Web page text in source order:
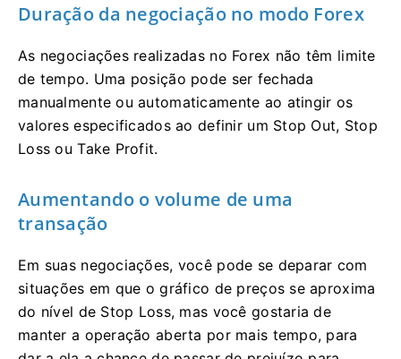
Duração da negociação no modo Forex
As negociações realizadas no Forex não têm limite
de tempo. Uma posição pode ser fechada
manualmente ou automaticamente ao atingir os
valores especificados ao definir um Stop Out, Stop
Loss ou Take Profit.
Aumentando o volume de uma
transação
Em suas negociações, você pode se deparar com
situações em que o gráfico de preços se aproxima
do nível de Stop Loss, mas você gostaria de
manter a operação aberta por mais tempo, para